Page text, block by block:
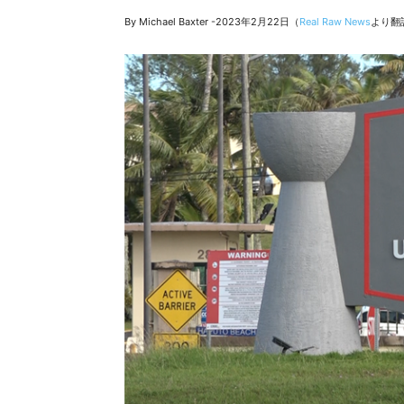
By Michael Baxter -2023年2月22日（ Real Raw Newsより翻